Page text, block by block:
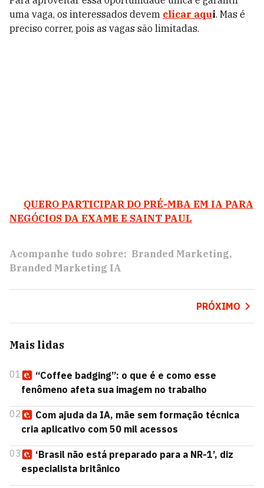
uma vaga, os interessados devem clicar aqui. Mas é
preciso correr, pois as vagas são limitadas.
QUERO PARTICIPAR DO PRÉ-MBA EM IA PARA
NEGÓCIOS DA EXAME E SAINT PAUL
Acompanhe tudo sobre: Branded Marketing
Branded Marketing IA
PRÓXIMO
Mais lidas
01
“Coffee badging”: o que é e como esse
fenômeno afeta sua imagem no trabalho
02
Com ajuda da IA, mãe sem formação técnica
cria aplicativo com 50 mil acessos
03
‘Brasil não está preparado para a NR-1’, diz
especialista britânico